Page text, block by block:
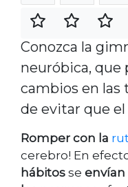
Conozca la
neuróbica, que
cambios en las
de evitar que
Romper con la
cerebro! En
hábitos se envían